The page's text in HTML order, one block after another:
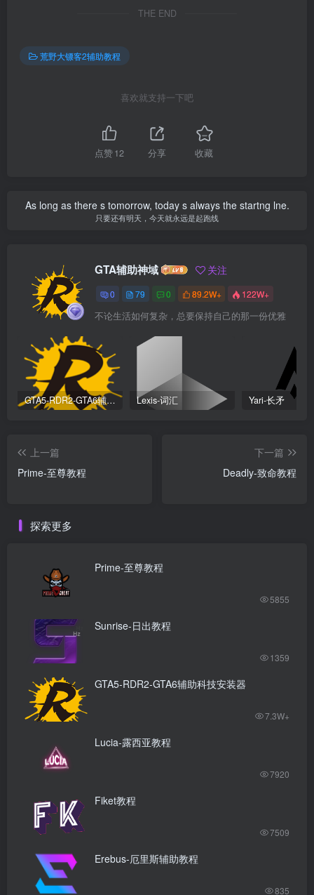
THE END
荒野大镖客2辅助教程
喜欢就支持一下吧
点赞12 分享 收藏
As long as there s tomorrow, today s always the startng lne.
只要还有明天，今天就永远是起跑线
GTA辅助神域 关注
0 79 0 89.2W+ 122W+
不论生活如何复杂，总要保持自己的那一份优雅
GTA5-RDR2-GTA6辅助科技安装器 Lexis-词汇 Yari-长矛
上一篇
Prime-至尊教程
下一篇
Deadly-致命教程
探索更多
Prime-至尊教程
5855
Sunrise-日出教程
1359
GTA5-RDR2-GTA6辅助科技安装器
7.3W+
Lucia-露西亚教程
7920
Fiket教程
7509
Erebus-厄里斯辅助教程
835